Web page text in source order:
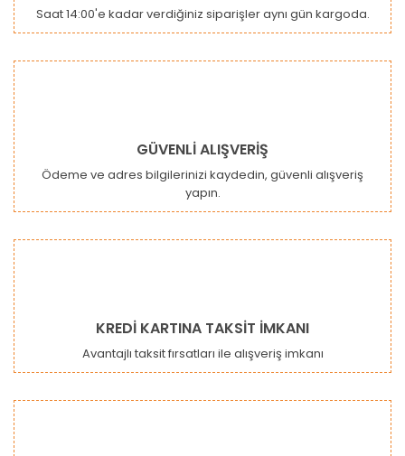
Saat 14:00'e kadar verdiğiniz siparişler aynı gün kargoda.
GÜVENLİ ALIŞVERİŞ
Ödeme ve adres bilgilerinizi kaydedin, güvenli alışveriş
yapın.
KREDİ KARTINA TAKSİT İMKANI
Avantajlı taksit fırsatları ile alışveriş imkanı